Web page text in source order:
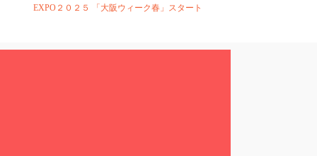
EXPO２０２５ 「大阪ウィーク春」スタート